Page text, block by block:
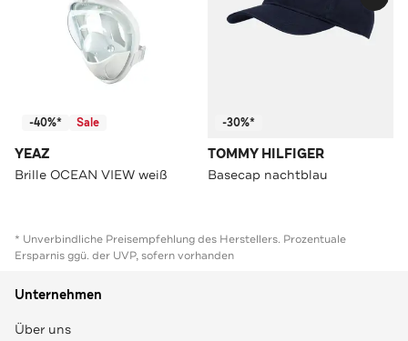
-40%* Sale
YEAZ
Brille OCEAN VIEW weiß
-30%*
TOMMY HILFIGER
Basecap nachtblau
* Unverbindliche Preisempfehlung des Herstellers. Prozentuale
Ersparnis ggü. der UVP, sofern vorhanden
Unternehmen
Über uns